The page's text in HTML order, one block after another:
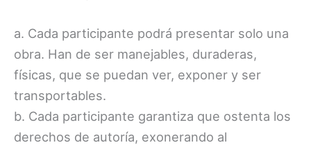
a. Cada participante podrá presentar solo una
obra. Han de ser manejables, duraderas,
físicas, que se puedan ver, exponer y ser
transportables.
b. Cada participante garantiza que ostenta los
derechos de autoría, exonerando al